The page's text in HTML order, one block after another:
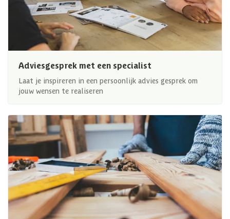
Adviesgesprek met een specialist
Laat je inspireren in een persoonlijk advies gesprek om
jouw wensen te realiseren